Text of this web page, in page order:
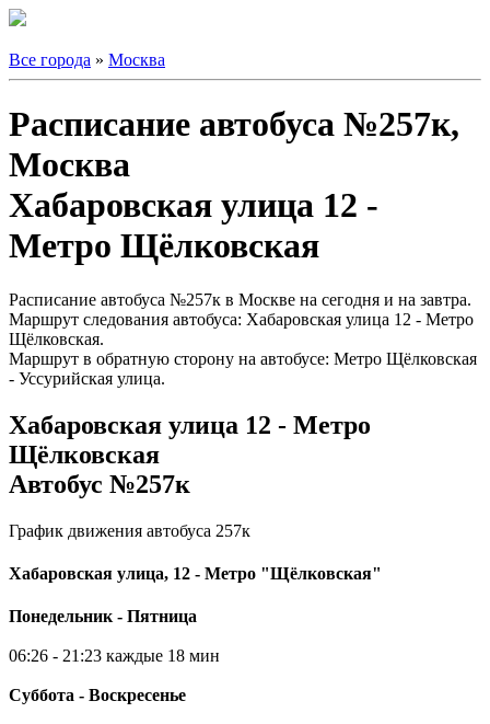
Все города » Москва
Расписание автобуса №257к,
Москва
Хабаровская улица 12 -
Метро Щёлковская
Расписание автобуса №257к в Москве на сегодня и на завтра.
Маршрут следования автобуса: Хабаровская улица 12 - Метро
Щёлковская.
Маршрут в обратную сторону на автобусе: Метро Щёлковская
- Уссурийская улица.
Хабаровская улица 12 - Метро
Щёлковская
Автобус №257к
График движения автобуса 257к
Хабаровская улица, 12 - Метро "Щёлковская"
Понедельник - Пятница
06:26 - 21:23 каждые 18 мин
Суббота - Воскресенье